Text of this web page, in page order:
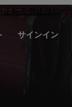
正転売禁止法 に
サインイン